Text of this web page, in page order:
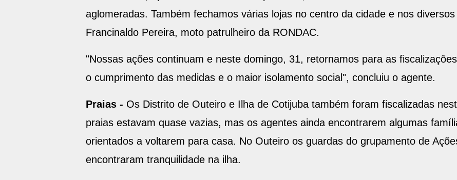
aglomeradas. Também fechamos várias lojas no centro da cidade e nos
Francinaldo Pereira, moto patrulheiro da RONDAC.
"Nossas ações continuam e neste domingo, 31, retornamos para as
o cumprimento das medidas e o maior isolamento social", concluiu o agente.
Praias - Os Distrito de Outeiro e Ilha de Cotijuba também foram fiscalizadas
praias estavam quase vazias, mas os agentes ainda encontrarem algumas
orientados a voltarem para casa. No Outeiro os guardas do grupamento de
encontraram tranquilidade na ilha.